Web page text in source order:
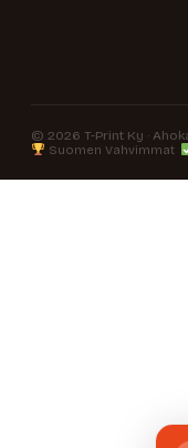
© 2026 T-Print Ky ·
Suomen Vahvimmat